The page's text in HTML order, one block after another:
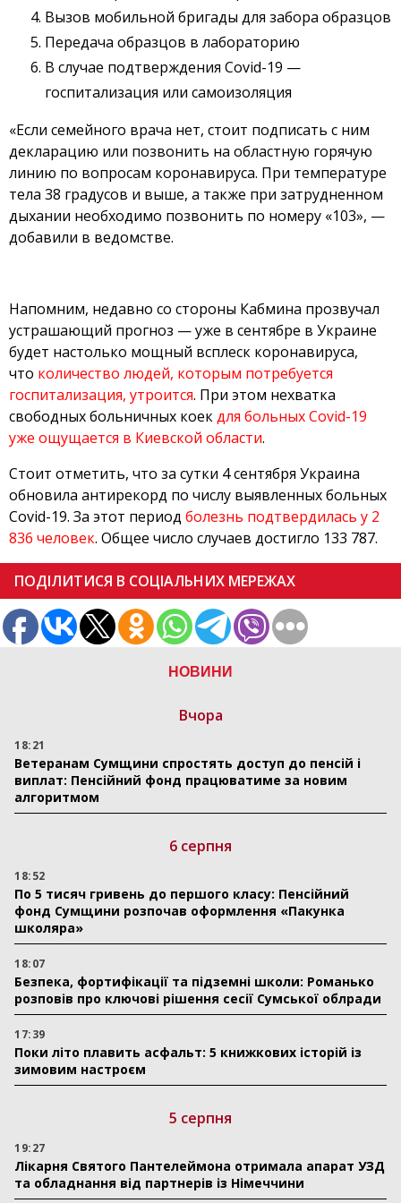
НОВИНИ
Вчора
18:21
Ветеранам Сумщини спростять доступ до пенсій і
виплат: Пенсійний фонд працюватиме за новим
алгоритмом
6 серпня
18:52
По 5 тисяч гривень до першого класу: Пенсійний
фонд Сумщини розпочав оформлення «Пакунка
школяра»
18:07
Безпека, фортифікації та підземні школи: Романько
розповів про ключові рішення сесії Сумської облради
17:39
Поки літо плавить асфальт: 5 книжкових історій із
зимовим настроєм
5 серпня
19:27
Лікарня Святого Пантелеймона отримала апарат УЗД
та обладнання від партнерів із Німеччини
Вызов мобильной бригады для забора образцов
Передача образцов в лабораторию
В случае подтверждения Covid-19 —
госпитализация или самоизоляция
«Если семейного врача нет, стоит подписать с ним
декларацию или позвонить на областную горячую
линию по вопросам коронавируса. При температуре
тела 38 градусов и выше, а также при затрудненном
дыхании необходимо позвонить по номеру «103», —
добавили в ведомстве.
Напомним, недавно со стороны Кабмина прозвучал
устрашающий прогноз — уже в сентябре в Украине
будет настолько мощный всплеск коронавируса,
что количество людей, которым потребуется
госпитализация, утроится. При этом нехватка
свободных больничных коекдля больных Covid-19
уже ощущается в Киевской области.
Стоит отметить, что за сутки 4 сентября Украина
обновила антирекорд по числу выявленных больных
Covid-19. За этот период болезнь подтвердилась у 2
836 человек. Общее число случаев достигло 133 787.
ПОДІЛИТИСЯ В СОЦІАЛЬНИХ МЕРЕЖАХ